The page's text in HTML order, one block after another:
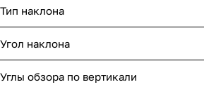
Тип наклона
Угол наклона
Углы обзора по вертикали